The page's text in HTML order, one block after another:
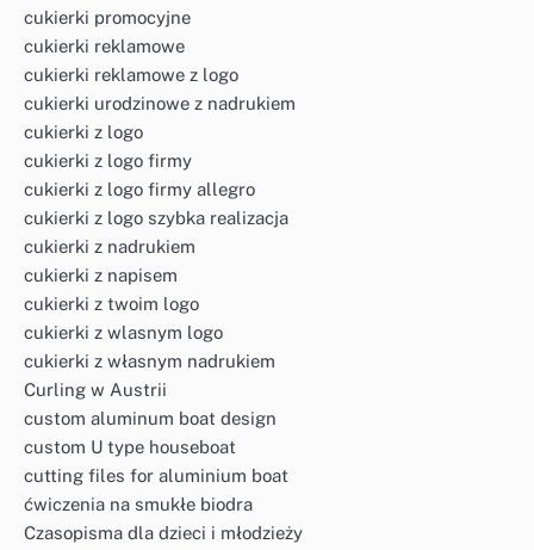
cukierki promocyjne
cukierki reklamowe
cukierki reklamowe z logo
cukierki urodzinowe z nadrukiem
cukierki z logo
cukierki z logo firmy
cukierki z logo firmy allegro
cukierki z logo szybka realizacja
cukierki z nadrukiem
cukierki z napisem
cukierki z twoim logo
cukierki z wlasnym logo
cukierki z własnym nadrukiem
Curling w Austrii
custom aluminum boat design
custom U type houseboat
cutting files for aluminium boat
ćwiczenia na smukłe biodra
Czasopisma dla dzieci i młodzieży